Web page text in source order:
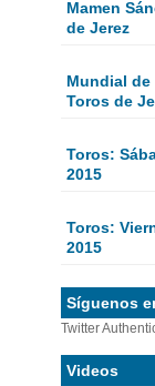
Mamen
de Jerez
Mundial de
Toros de
Toros:
2015
Toros:
2015
Síguenos
Twitter
Videos